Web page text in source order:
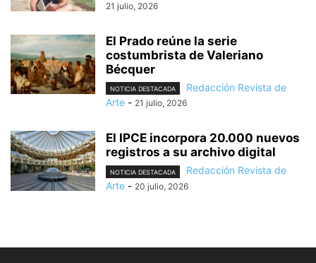
21 julio, 2026
El Prado reúne la serie
costumbrista de Valeriano
Bécquer
NOTICIA DESTACADA
Redacción Revista de
Arte - 21 julio, 2026
El IPCE incorpora 20.000 nuevos
registros a su archivo digital
NOTICIA DESTACADA
Redacción Revista de
Arte - 20 julio, 2026